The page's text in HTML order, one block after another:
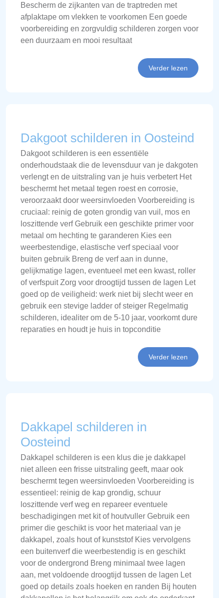
Bescherm de zijkanten van de traptreden met
afplaktape om vlekken te voorkomen Een goede
voorbereiding en zorgvuldig schilderen zorgen voor
een duurzaam en mooi resultaat
Verder lezen
Dakgoot schilderen in Oosteind
Dakgoot schilderen is een essentiële
onderhoudstaak die de levensduur van je dakgoten
verlengt en de uitstraling van je huis verbetert Het
beschermt het metaal tegen roest en corrosie,
veroorzaakt door weersinvloeden Voorbereiding is
cruciaal: reinig de goten grondig van vuil, mos en
loszittende verf Gebruik een geschikte primer voor
metaal om hechting te garanderen Kies een
weerbestendige, elastische verf speciaal voor
buiten gebruik Breng de verf aan in dunne,
gelijkmatige lagen, eventueel met een kwast, roller
of verfspuit Zorg voor droogtijd tussen de lagen Let
goed op de veiligheid: werk niet bij slecht weer en
gebruik een stevige ladder of steiger Regelmatig
schilderen, idealiter om de 5-10 jaar, voorkomt dure
reparaties en houdt je huis in topconditie
Verder lezen
Dakkapel schilderen in
Oosteind
Dakkapel schilderen is een klus die je dakkapel
niet alleen een frisse uitstraling geeft, maar ook
beschermt tegen weersinvloeden Voorbereiding is
essentieel: reinig de kap grondig, schuur
loszittende verf weg en repareer eventuele
beschadigingen met kit of houtvuller Gebruik een
primer die geschikt is voor het materiaal van je
dakkapel, zoals hout of kunststof Kies vervolgens
een buitenverf die weerbestendig is en geschikt
voor de ondergrond Breng minimaal twee lagen
aan, met voldoende droogtijd tussen de lagen Let
goed op details zoals hoeken en randen Bij houten